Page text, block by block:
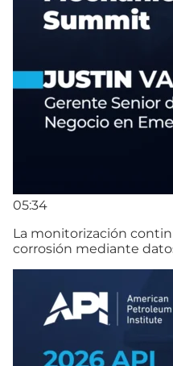
05:34
La monitorización
corrosión mediante